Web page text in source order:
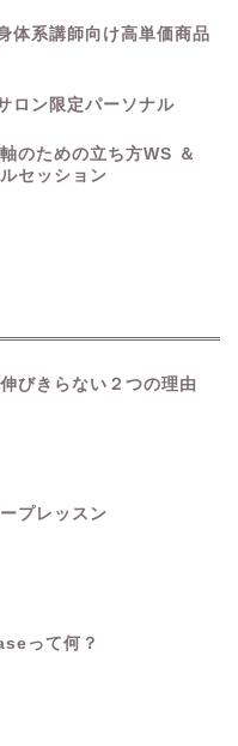
体系講師向け高単価商品
ロン限定パーソナル
のための立ち方WS ＆
セッション
びきらない２つの理由
プレッスン
って何？